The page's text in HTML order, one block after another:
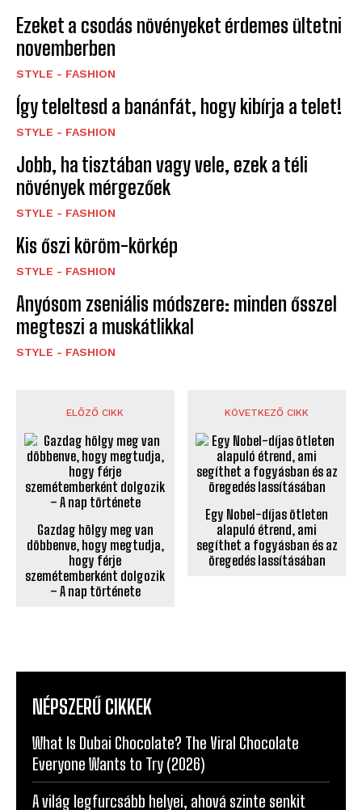
Ezeket a csodás növényeket érdemes ültetni
novemberben
STYLE - FASHION
Így teleltesd a banánfát, hogy kibírja a telet!
STYLE - FASHION
Jobb, ha tisztában vagy vele, ezek a téli
növények mérgezőek
STYLE - FASHION
Kis őszi köröm-körkép
STYLE - FASHION
Anyósom zseniális módszere: minden ősszel
megteszi a muskátlikkal
STYLE - FASHION
ELŐZŐ CIKK
Gazdag hölgy meg van
döbbenve, hogy megtudja,
hogy férje
szemétemberként dolgozik
– A nap története
KÖVETKEZŐ CIKK
Egy Nobel-díjas ötleten
alapuló étrend, ami
segíthet a fogyásban és az
öregedés lassításában
NÉPSZERŰ CIKKEK
What Is Dubai Chocolate? The Viral Chocolate
Everyone Wants to Try (2026)
A világ legfurcsább helyei, ahová szinte senkit